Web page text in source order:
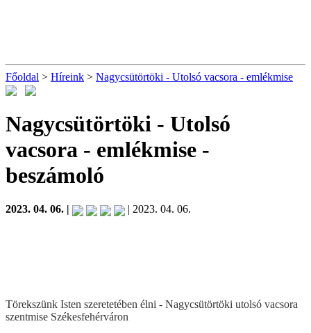
Főoldal > Híreink > Nagycsütörtöki - Utolsó vacsora - emlékmise
Nagycsütörtöki - Utolsó
vacsora - emlékmise -
beszámoló
2023. 04. 06. | | 2023. 04. 06.
Törekszünk Isten szeretetében élni - Nagycsütörtöki utolsó vacsora
szentmise Székesfehérváron